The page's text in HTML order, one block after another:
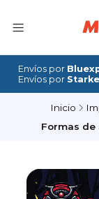
Envíos por
Envíos por
Inicio
Formas de